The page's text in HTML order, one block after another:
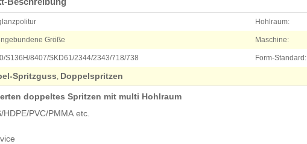
Hohlraum:
Größe Maschine:
S136H/8407/SKD61/2344/2343/718/738 Form-Standard:
Spritzguss, Doppelspritzen
doppeltes Spritzen mit multi Hohlraum
HDPE/PVC/PMMA etc.